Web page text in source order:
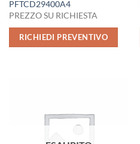
PFTCD29400A4
PREZZO SU RICHIESTA
RICHIEDI PREVENTIVO